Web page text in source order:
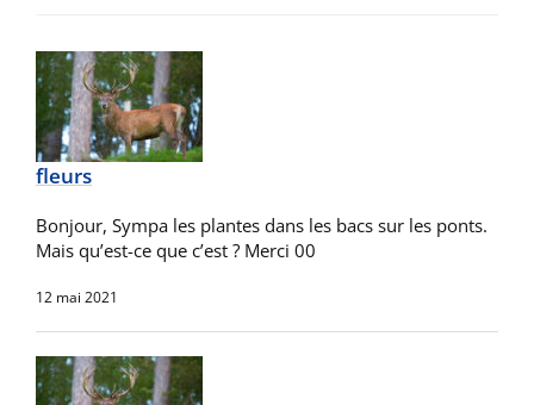
fleurs
Bonjour, Sympa les plantes dans les bacs sur les ponts.
Mais qu’est-ce que c’est ? Merci 00
12 mai 2021